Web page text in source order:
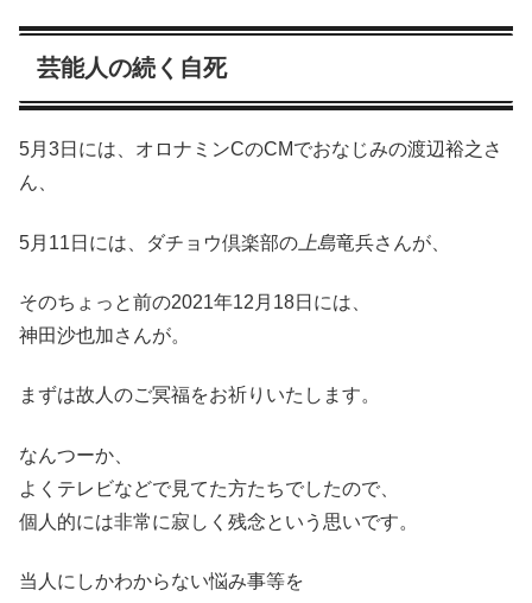
芸能人の続く自死
5月3日には、オロナミンCのCMでおなじみの渡辺裕之さ
ん、
5月11日には、ダチョウ倶楽部の 上島竜兵さんが、
そのちょっと前の2021年12月18日には、
神田沙也加さんが。
まずは故人のご冥福をお祈りいたします。
なんつーか、
よくテレビなどで見てた方たちでしたので、
個人的には非常に寂しく残念という思いです。
当人にしかわからない悩み事等を